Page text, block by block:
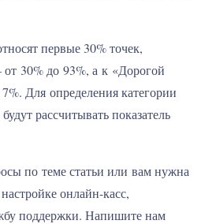
первые 30% точек,
30% до 93%, а к «Дорогой
Для определения категории
рассчитывать показатель
по теме статьи или вам нужна
онлайн-касс,
поддержки. Напишите нам